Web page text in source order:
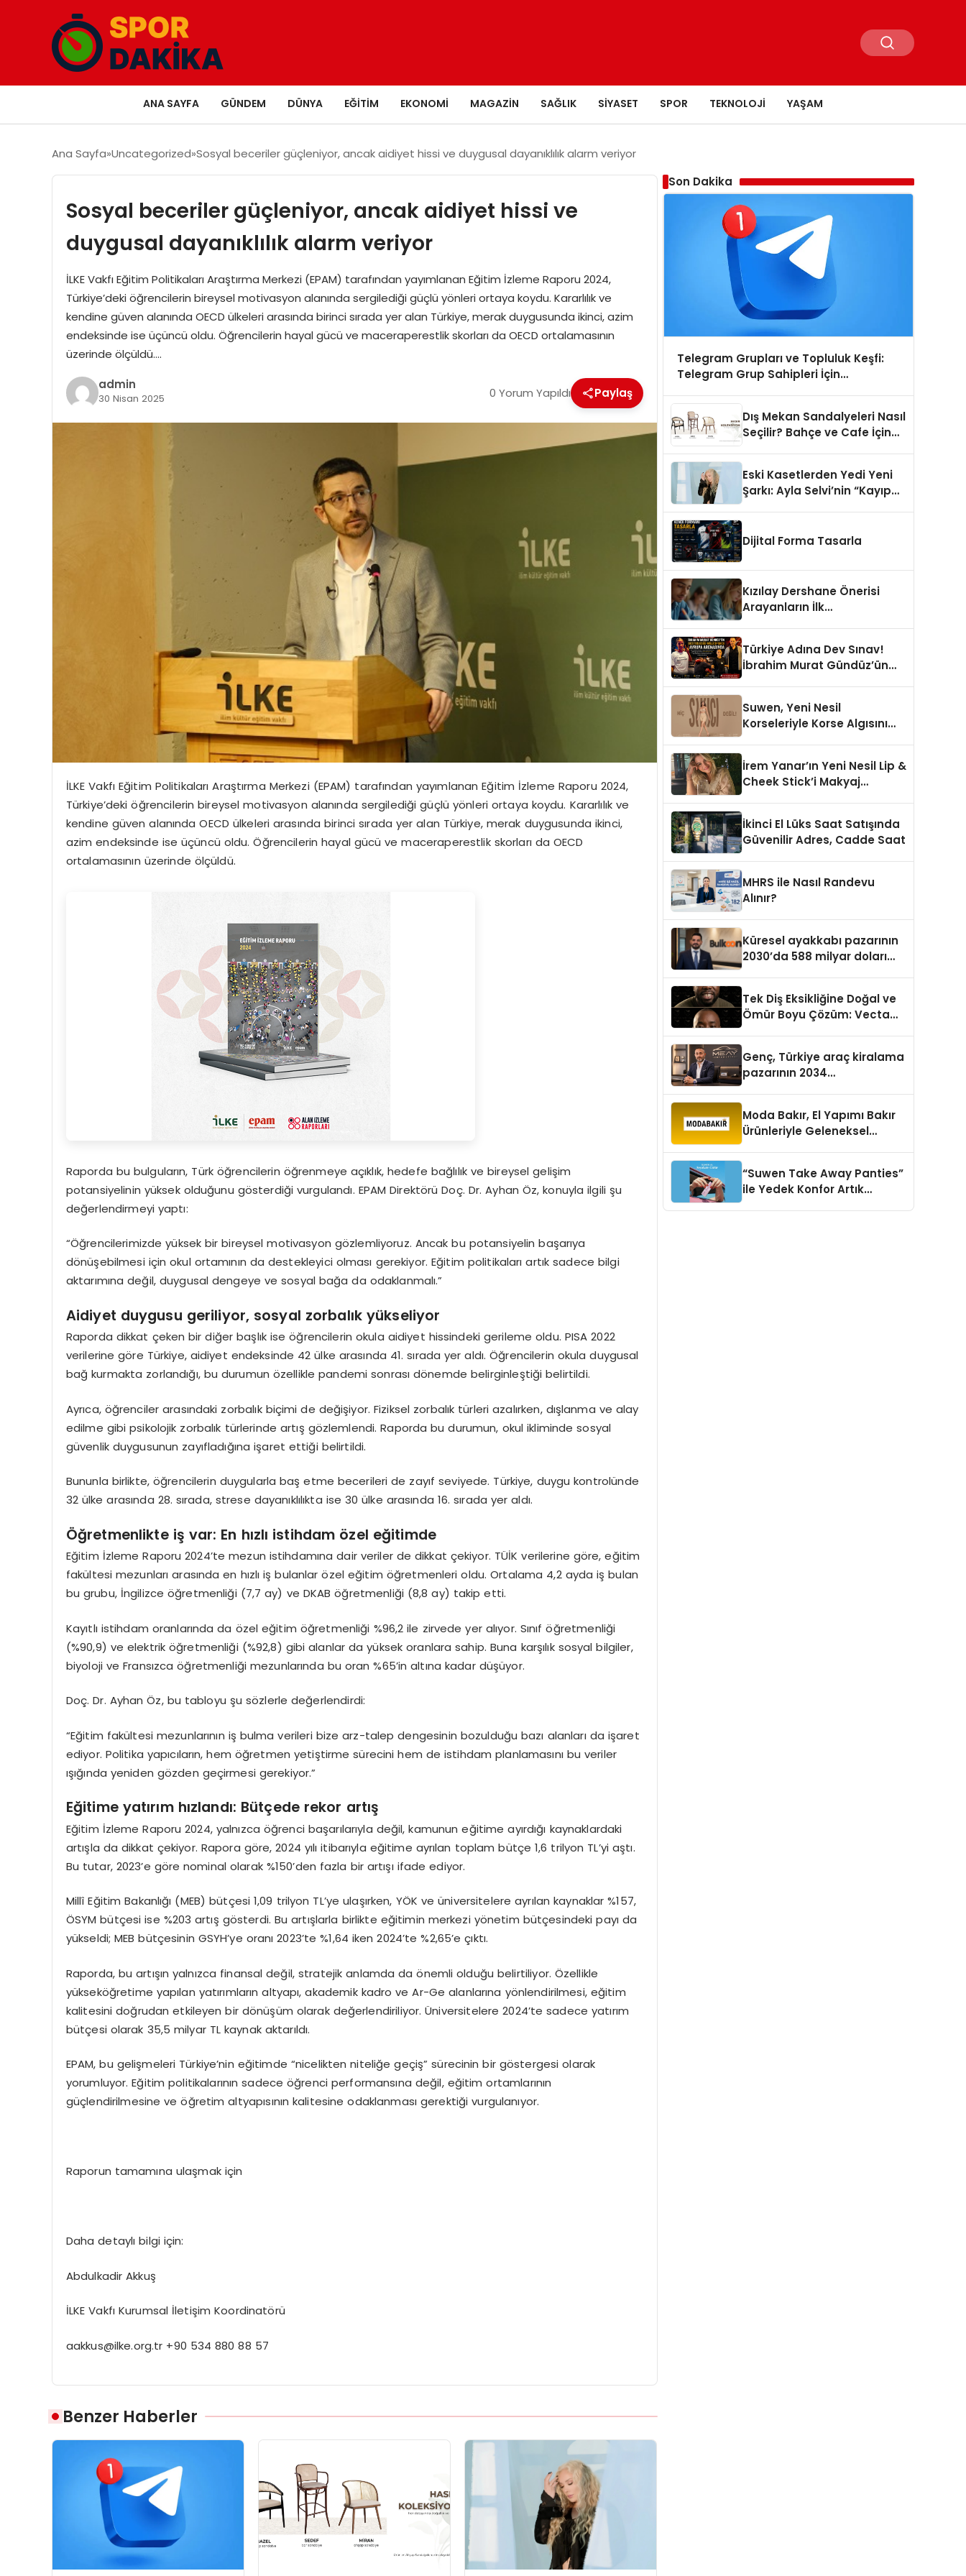
ANA SAYFA GÜNDEM DÜNYA EĞITIM EKONOMI MAGAZIN SAĞLIK SIYASET SPOR TEKNOLOJI YAŞAM
Ana Sayfa Uncategorized Sosyal beceriler güçleniyor, ancak aidiyet hissi ve duygusal dayanıklılık alarm veriyor
Sosyal beceriler güçleniyor, ancak aidiyet hissi ve
duygusal dayanıklılık alarm veriyor
İLKE Vakfı Eğitim Politikaları Araştırma Merkezi (EPAM) tarafından yayımlanan Eğitim İzleme Raporu 2024,
Türkiye’deki öğrencilerin bireysel motivasyon alanında sergilediği güçlü yönleri ortaya koydu. Kararlılık ve
kendine güven alanında OECD ülkeleri arasında birinci sırada yer alan Türkiye, merak duygusunda ikinci, azim
endeksinde ise üçüncü oldu. Öğrencilerin hayal gücü ve maceraperestlik skorları da OECD ortalamasının
üzerinde ölçüldü….
admin
30 Nisan 2025 0 Yorum Yapıldı Paylaş
İLKE Vakfı Eğitim Politikaları Araştırma Merkezi (EPAM) tarafından yayımlanan Eğitim İzleme Raporu 2024,
Türkiye’deki öğrencilerin bireysel motivasyon alanında sergilediği güçlü yönleri ortaya koydu. Kararlılık ve
kendine güven alanında OECD ülkeleri arasında birinci sırada yer alan Türkiye, merak duygusunda ikinci,
azim endeksinde ise üçüncü oldu. Öğrencilerin hayal gücü ve maceraperestlik skorları da OECD
ortalamasının üzerinde ölçüldü.
Raporda bu bulguların, Türk öğrencilerin öğrenmeye açıklık, hedefe bağlılık ve bireysel gelişim
potansiyelinin yüksek olduğunu gösterdiği vurgulandı. EPAM Direktörü Doç. Dr. Ayhan Öz, konuyla ilgili şu
değerlendirmeyi yaptı:
“Öğrencilerimizde yüksek bir bireysel motivasyon gözlemliyoruz. Ancak bu potansiyelin başarıya
dönüşebilmesi için okul ortamının da destekleyici olması gerekiyor. Eğitim politikaları artık sadece bilgi
aktarımına değil, duygusal dengeye ve sosyal bağa da odaklanmalı.”
Aidiyet duygusu geriliyor, sosyal zorbalık yükseliyor
Raporda dikkat çeken bir diğer başlık ise öğrencilerin okula aidiyet hissindeki gerileme oldu. PISA 2022
verilerine göre Türkiye, aidiyet endeksinde 42 ülke arasında 41. sırada yer aldı. Öğrencilerin okula duygusal
bağ kurmakta zorlandığı, bu durumun özellikle pandemi sonrası dönemde belirginleştiği belirtildi.
Ayrıca, öğrenciler arasındaki zorbalık biçimi de değişiyor. Fiziksel zorbalık türleri azalırken, dışlanma ve alay
edilme gibi psikolojik zorbalık türlerinde artış gözlemlendi. Raporda bu durumun, okul ikliminde sosyal
güvenlik duygusunun zayıfladığına işaret ettiği belirtildi.
Bununla birlikte, öğrencilerin duygularla baş etme becerileri de zayıf seviyede. Türkiye, duygu kontrolünde
32 ülke arasında 28. sırada, strese dayanıklılıkta ise 30 ülke arasında 16. sırada yer aldı.
Öğretmenlikte iş var: En hızlı istihdam özel eğitimde
Eğitim İzleme Raporu 2024’te mezun istihdamına dair veriler de dikkat çekiyor. TÜİK verilerine göre, eğitim
fakültesi mezunları arasında en hızlı iş bulanlar özel eğitim öğretmenleri oldu. Ortalama 4,2 ayda iş bulan
bu grubu, İngilizce öğretmenliği (7,7 ay) ve DKAB öğretmenliği (8,8 ay) takip etti.
Kayıtlı istihdam oranlarında da özel eğitim öğretmenliği %96,2 ile zirvede yer alıyor. Sınıf öğretmenliği
(%90,9) ve elektrik öğretmenliği (%92,8) gibi alanlar da yüksek oranlara sahip. Buna karşılık sosyal bilgiler,
biyoloji ve Fransızca öğretmenliği mezunlarında bu oran %65’in altına kadar düşüyor.
Doç. Dr. Ayhan Öz, bu tabloyu şu sözlerle değerlendirdi:
“Eğitim fakültesi mezunlarının iş bulma verileri bize arz-talep dengesinin bozulduğu bazı alanları da işaret
ediyor. Politika yapıcıların, hem öğretmen yetiştirme sürecini hem de istihdam planlamasını bu veriler
ışığında yeniden gözden geçirmesi gerekiyor.”
Eğitime yatırım hızlandı: Bütçede rekor artış
Eğitim İzleme Raporu 2024, yalnızca öğrenci başarılarıyla değil, kamunun eğitime ayırdığı kaynaklardaki
artışla da dikkat çekiyor. Rapora göre, 2024 yılı itibarıyla eğitime ayrılan toplam bütçe 1,6 trilyon TL’yi aştı.
Bu tutar, 2023’e göre nominal olarak %150’den fazla bir artışı ifade ediyor​.
Millî Eğitim Bakanlığı (MEB) bütçesi 1,09 trilyon TL’ye ulaşırken, YÖK ve üniversitelere ayrılan kaynaklar %157,
ÖSYM bütçesi ise %203 artış gösterdi. Bu artışlarla birlikte eğitimin merkezi yönetim bütçesindeki payı da
yükseldi; MEB bütçesinin GSYH’ye oranı 2023’te %1,64 iken 2024’te %2,65’e çıktı​.
Raporda, bu artışın yalnızca finansal değil, stratejik anlamda da önemli olduğu belirtiliyor. Özellikle
yükseköğretime yapılan yatırımların altyapı, akademik kadro ve Ar-Ge alanlarına yönlendirilmesi, eğitim
kalitesini doğrudan etkileyen bir dönüşüm olarak değerlendiriliyor. Üniversitelere 2024’te sadece yatırım
bütçesi olarak 35,5 milyar TL kaynak aktarıldı​.
EPAM, bu gelişmeleri Türkiye’nin eğitimde “nicelikten niteliğe geçiş” sürecinin bir göstergesi olarak
yorumluyor. Eğitim politikalarının sadece öğrenci performansına değil, eğitim ortamlarının
güçlendirilmesine ve öğretim altyapısının kalitesine odaklanması gerektiği vurgulanıyor.
Raporun tamamına ulaşmak için
Daha detaylı bilgi için:
Abdulkadir Akkuş
İLKE Vakfı Kurumsal İletişim Koordinatörü
aakkus@ilke.org.tr +90 534 880 88 57
Benzer Haberler
Son Dakika
Telegram Grupları ve Topluluk Keşfi:
Telegram Grup Sahipleri İçin
Dış Mekan Sandalyeleri Nasıl
Seçilir? Bahçe ve Cafe İçin
Eski Kasetlerden Yedi Yeni
Şarkı: Ayla Selvi’nin “Kayıp
Dijital Forma Tasarla
Kızılay Dershane Önerisi
Arayanların İlk
Türkiye Adına Dev Sınav!
İbrahim Murat Gündüz’ün
Suwen, Yeni Nesil
Korseleriyle Korse Algısını
İrem Yanar’ın Yeni Nesil Lip &
Cheek Stick’i Makyaj
İkinci El Lüks Saat Satışında
Güvenilir Adres, Cadde Saat
MHRS ile Nasıl Randevu
Alınır?
Küresel ayakkabı pazarının
2030’da 588 milyar doları
Tek Diş Eksikliğine Doğal ve
Ömür Boyu Çözüm: Vecta
Genç, Türkiye araç kiralama
pazarının 2034
Moda Bakır, El Yapımı Bakır
Ürünleriyle Geleneksel
“Suwen Take Away Panties”
ile Yedek Konfor Artık